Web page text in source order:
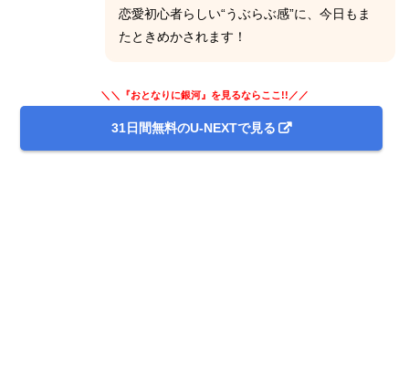
恋愛初心者らしい“うぶらぶ感”に、今日もま
たときめかされます！
＼＼『おとなりに銀河』を見るならここ!!／／
31日間無料のU-NEXTで見る